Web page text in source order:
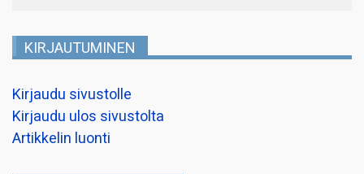
KIRJAUTUMINEN
Kirjaudu sivustolle
Kirjaudu ulos sivustolta
Artikkelin luonti